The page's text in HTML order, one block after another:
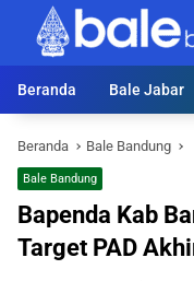
Langsung
konten
Beranda
Bale Jabar
Beranda Bale Bandung
Bale Bandung
Bapenda Kab
Target PAD